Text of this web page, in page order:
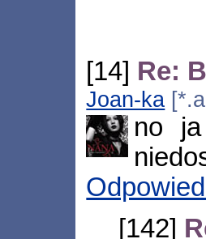
[14] Re:
Joan-ka
no
[142]